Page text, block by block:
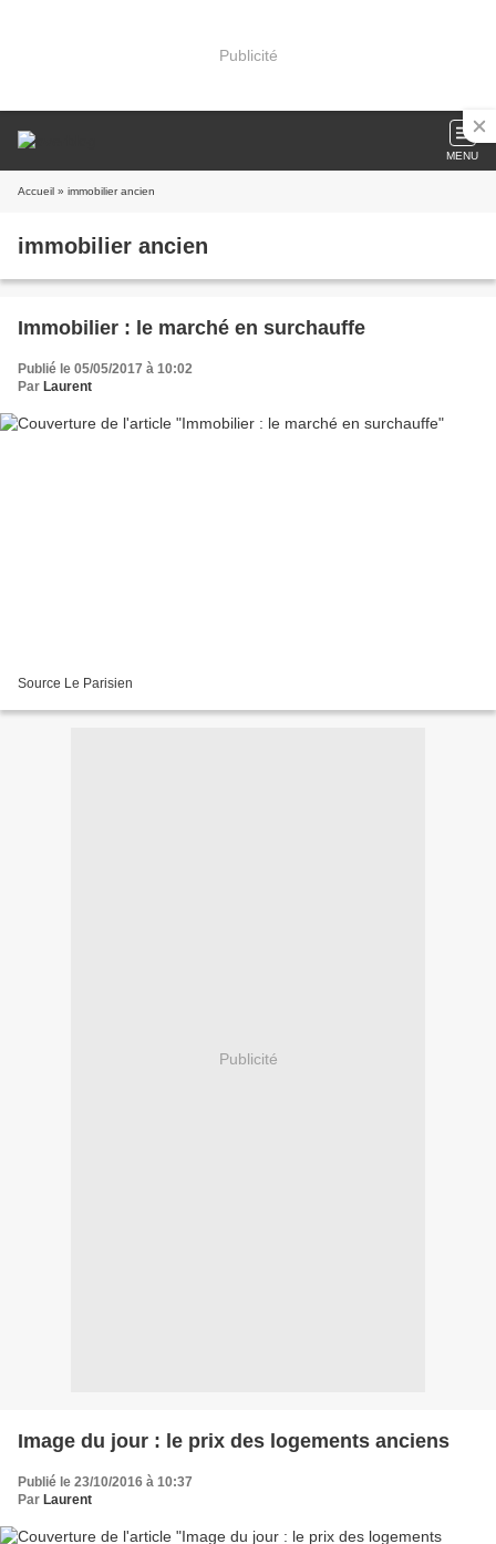
Publicité
MENU
Accueil » immobilier ancien
immobilier ancien
Immobilier : le marché en surchauffe
Publié le 05/05/2017 à 10:02
Par Laurent
Source Le Parisien
Publicité
Image du jour : le prix des logements anciens
Publié le 23/10/2016 à 10:37
Par Laurent